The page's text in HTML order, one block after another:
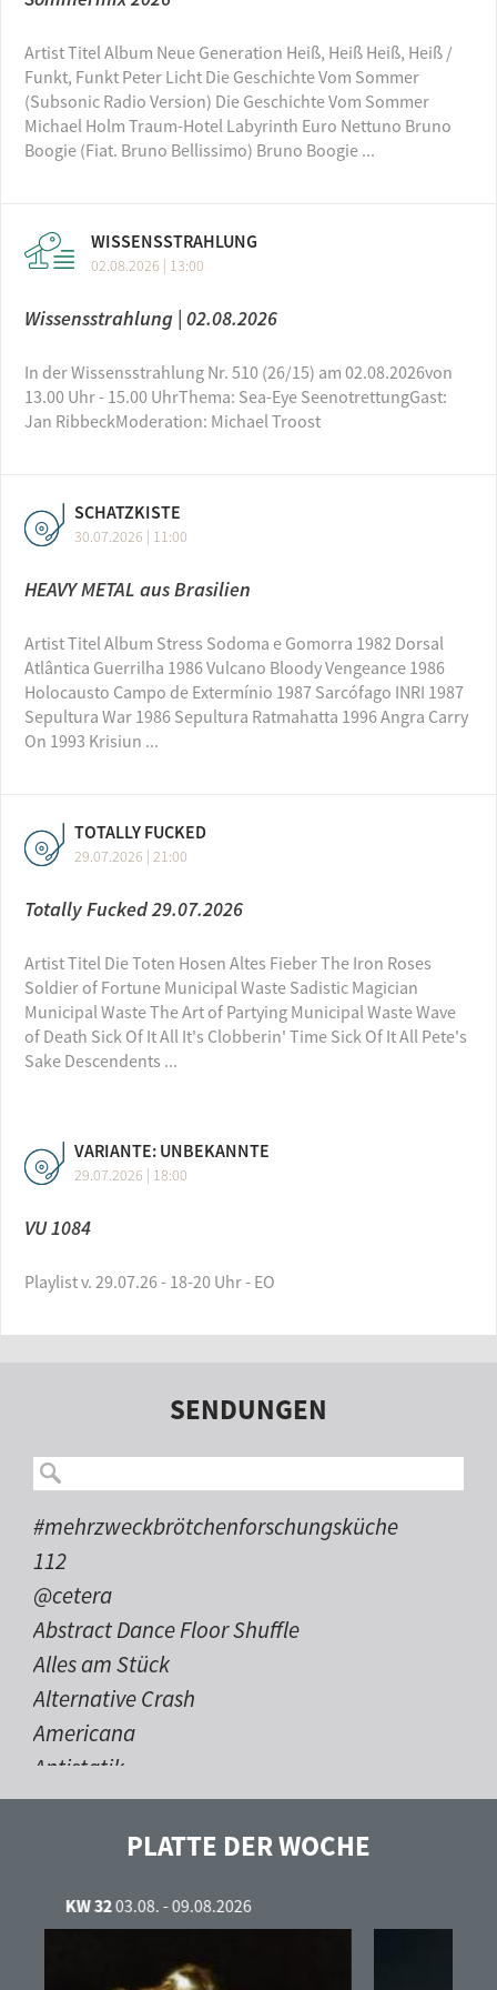
Artist Titel Album Neue Generation Heiß, Heiß Heiß, Heiß /
Funkt, Funkt Peter Licht Die Geschichte Vom Sommer
(Subsonic Radio Version) Die Geschichte Vom Sommer
Michael Holm Traum-Hotel Labyrinth Euro Nettuno Bruno
Boogie (Fiat. Bruno Bellissimo) Bruno Boogie ...
WISSENSSTRAHLUNG
02.08.2026 | 13:00
Wissensstrahlung | 02.08.2026
In der Wissensstrahlung Nr. 510 (26/15) am 02.08.2026von
13.00 Uhr - 15.00 UhrThema: Sea-Eye SeenotrettungGast:
Jan RibbeckModeration: Michael Troost
SCHATZKISTE
30.07.2026 | 11:00
HEAVY METAL aus Brasilien
Artist Titel Album Stress Sodoma e Gomorra 1982 Dorsal
Atlântica Guerrilha 1986 Vulcano Bloody Vengeance 1986
Holocausto Campo de Extermínio 1987 Sarcófago INRI 1987
Sepultura War 1986 Sepultura Ratmahatta 1996 Angra Carry
On 1993 Krisiun ...
TOTALLY FUCKED
29.07.2026 | 21:00
Totally Fucked 29.07.2026
Artist Titel Die Toten Hosen Altes Fieber The Iron Roses
Soldier of Fortune Municipal Waste Sadistic Magician
Municipal Waste The Art of Partying Municipal Waste Wave
of Death Sick Of It All It's Clobberin' Time Sick Of It All Pete's
Sake Descendents ...
VARIANTE: UNBEKANNTE
29.07.2026 | 18:00
VU 1084
Playlist v. 29.07.26 - 18-20 Uhr - EO
SENDUNGEN
#mehrzweckbrötchenforschungsküche
112
@cetera
Abstract Dance Floor Shuffle
Alles am Stück
Alternative Crash
Americana
Antistatik
Auf 102,6 durch die Nacht
bleepgeeks
Contrastes
danube streamwaves
PLATTE DER WOCHE
KW 3127.07. - 02.08.2026